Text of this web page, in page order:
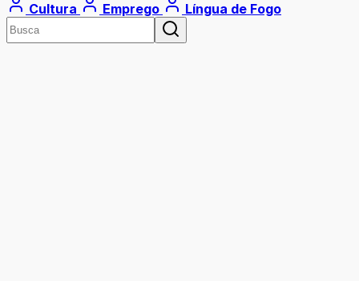
Cultura
Emprego Língua de Fogo